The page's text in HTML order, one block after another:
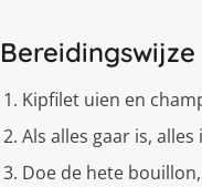
Bereidingswijze
Kipfilet uien en
Als alles gaar is,
Doe de hete